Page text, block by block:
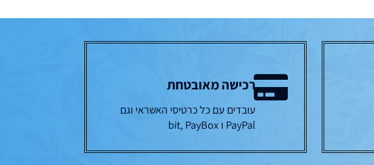
רכישה מאובטחת
עובדים עם כל כרטיסי האשראי וגם
PayPal ו bit, PayBox